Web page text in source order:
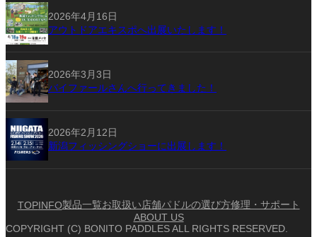
2026年4月16日
アウトドアエキスポへ出展いたします！
2026年3月3日
バイファールさんへ行ってきました！
2026年2月12日
新潟フィッシングショーに出展します！
TOPINFO製品一覧お取扱い店舗パドルの選び方修理・サポート
ABOUT US
COPYRIGHT (C) BONITO PADDLES ALL RIGHTS RESERVED.